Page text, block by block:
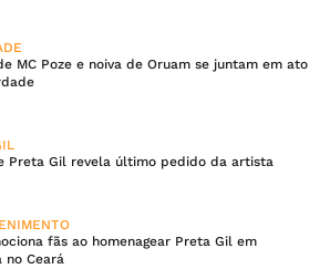
MC Poze e noiva de Oruam se juntam em ato
Preta Gil revela último pedido da artista
fãs ao homenagear Preta Gil em
no Ceará